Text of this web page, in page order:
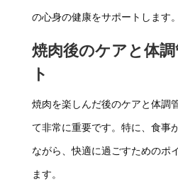
の心身の健康をサポートします。
焼肉後のケアと体
ト
焼肉を楽しんだ後のケアと体調
て非常に重要です。特に、食事
ながら、快適に過ごすためのポ
ます。